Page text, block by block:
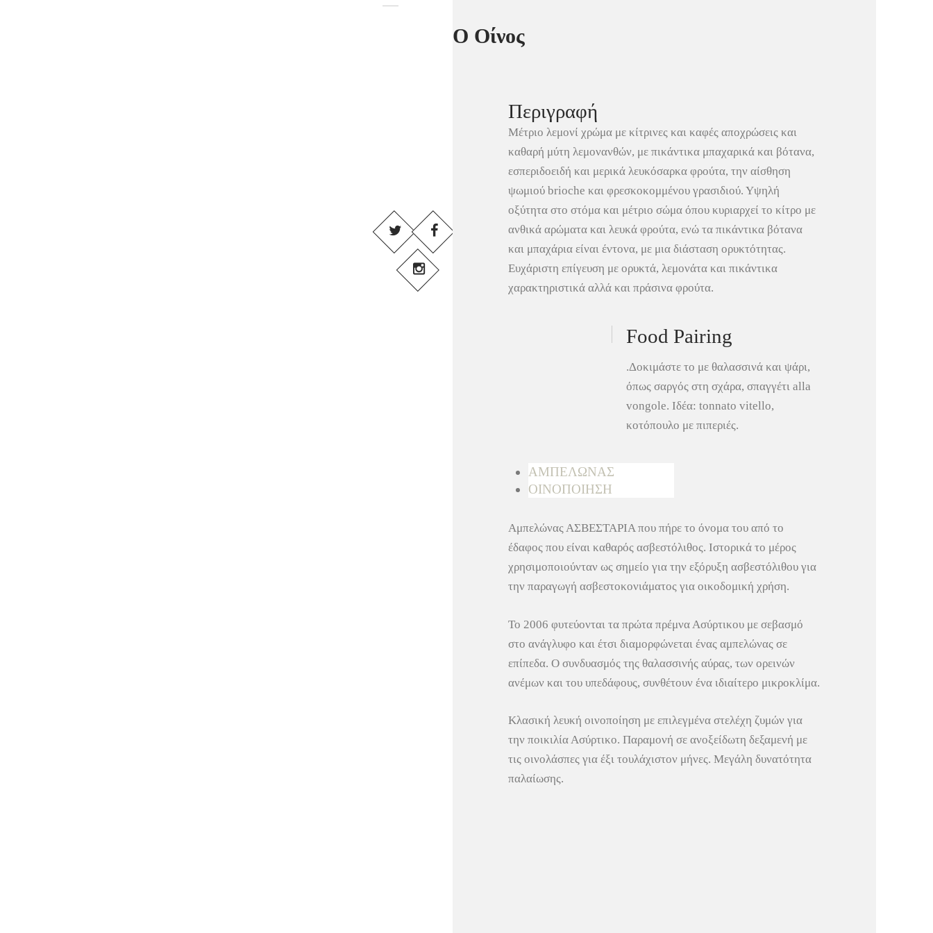
Ο Οίνος
Περιγραφή
Μέτριο λεμονί χρώμα με κίτρινες και καφές αποχρώσεις και
καθαρή μύτη λεμονανθών, με πικάντικα μπαχαρικά και βότανα,
εσπεριδοειδή και μερικά λευκόσαρκα φρούτα, την αίσθηση
ψωμιού brioche και φρεσκοκομμένου γρασιδιού. Υψηλή
οξύτητα στο στόμα και μέτριο σώμα όπου κυριαρχεί το κίτρο με
ανθικά αρώματα και λευκά φρούτα, ενώ τα πικάντικα βότανα
και μπαχάρια είναι έντονα, με μια διάσταση ορυκτότητας.
Ευχάριστη επίγευση με ορυκτά, λεμονάτα και πικάντικα
χαρακτηριστικά αλλά και πράσινα φρούτα.
Food Pairing
.Δοκιμάστε το με θαλασσινά και ψάρι,
όπως σαργός στη σχάρα, σπαγγέτι alla
vongole. Ιδέα: tonnato vitello,
κοτόπουλο με πιπεριές.
ΑΜΠΕΛΩΝΑΣ
ΟΙΝΟΠΟΙΗΣΗ
Αμπελώνας ΑΣΒΕΣΤΑΡΙΑ που πήρε το όνομα του από το
έδαφος που είναι καθαρός ασβεστόλιθος. Ιστορικά το μέρος
χρησιμοποιούνταν ως σημείο για την εξόρυξη ασβεστόλιθου για
την παραγωγή ασβεστοκονιάματος για οικοδομική χρήση.
Το 2006 φυτεύονται τα πρώτα πρέμνα Ασύρτικου με σεβασμό
στο ανάγλυφο και έτσι διαμορφώνεται ένας αμπελώνας σε
επίπεδα. Ο συνδυασμός της θαλασσινής αύρας, των ορεινών
ανέμων και του υπεδάφους, συνθέτουν ένα ιδιαίτερο μικροκλίμα.
Κλασική λευκή οινοποίηση με επιλεγμένα στελέχη ζυμών για
την ποικιλία Ασύρτικο. Παραμονή σε ανοξείδωτη δεξαμενή με
τις οινολάσπες για έξι τουλάχιστον μήνες. Μεγάλη δυνατότητα
παλαίωσης.